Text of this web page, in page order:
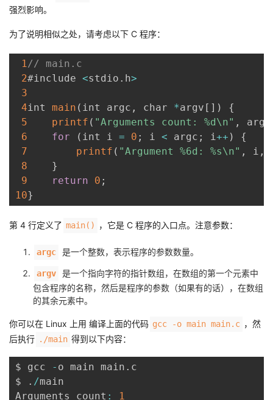
强烈影响。
为了说明相似之处，请考虑以下 C 程序：
1// main.c
2#include <stdio . h>
3
4int main ( int argc , char *argv [ ] )
{
5
printf ( "Arguments count: %d\n" , argc
6
for ( int i = 0 ; i < argc ; i++ )
{
7
printf ( "Argument %6d: %s\n" , i ,
8
}
9
return 0 ;
10}
第 4 行定义了 main() ，它是 C 程序的入口点。注意参数：
argc 是一个整数，表示程序的参数数量。
argv
是一个指向字符的指针数组，在数组的第一个元素中
包含程序的名称，然后是程序的参数（如果有的话），在数组
的其余元素中。
你可以在 Linux 上用 编译上面的代码 gcc -o main main.c ，然
后执行 ./main 得到以下内容：
$ gcc - o main main . c
$
. /main
Arguments count : 1